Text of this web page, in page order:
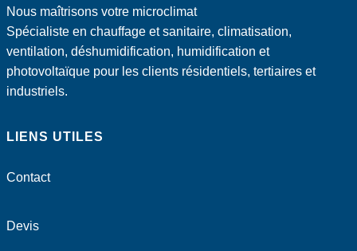
Nous maîtrisons votre microclimat
Spécialiste en chauffage et sanitaire, climatisation,
ventilation, déshumidification, humidification et
photovoltaïque pour les clients résidentiels, tertiaires et
industriels.
LIENS UTILES
Contact
Devis